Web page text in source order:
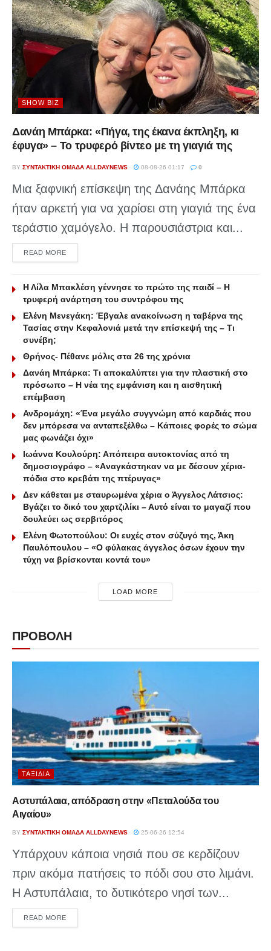
SHOW BIZ
Δανάη Μπάρκα: «Πήγα, της έκανα έκπληξη, κι
έφυγα» – Το τρυφερό βίντεο με τη γιαγιά της
BY ΣΥΝΤΑΚΤΙΚΉ ΟΜΆΔΑ ALLDAYNEWS 08-08-26 01:17 0
Μια ξαφνική επίσκεψη της Δανάης Μπάρκα
ήταν αρκετή για να χαρίσει στη γιαγιά της ένα
τεράστιο χαμόγελο. Η παρουσιάστρια και...
READ MOREDETAILS
Η Λίλα Μπακλέση γέννησε το πρώτο της παιδί – Η
τρυφερή ανάρτηση του συντρόφου της
Ελένη Μενεγάκη: Έβγαλε ανακοίνωση η ταβέρνα της
Τασίας στην Κεφαλονιά μετά την επίσκεψή της – Τι
συνέβη;
Θρήνος- Πέθανε μόλις στα 26 της χρόνια
Δανάη Μπάρκα: Τι αποκαλύπτει για την πλαστική στο
πρόσωπο – Η νέα της εμφάνιση και η αισθητική
επέμβαση
Ανδρομάχη: «Ένα μεγάλο συγγνώμη από καρδιάς που
δεν μπόρεσα να ανταπεξέλθω – Κάποιες φορές το σώμα
μας φωνάζει όχι»
Ιωάννα Κουλούρη: Απόπειρα αυτοκτονίας από τη
δημοσιογράφο – «Aναγκάστηκαν να με δέσουν χέρια-
πόδια στο κρεβάτι της πτέρυγας»
Δεν κάθεται με σταυρωμένα χέρια ο Άγγελος Λάτσιος:
Βγάζει το δικό του χαρτζιλίκι – Αυτό είναι το μαγαζί που
δουλεύει ως σερβιτόρος
Ελένη Φωτοπούλου: Οι ευχές στον σύζυγό της, Άκη
Παυλόπουλου – «Ο φύλακας άγγελος όσων έχουν την
τύχη να βρίσκονται κοντά του»
LOAD MORE
ΠΡΟΒΟΛΗ
ΤΑΞΊΔΙΑ
Αστυπάλαια, απόδραση στην «Πεταλούδα του
Αιγαίου»
BY ΣΥΝΤΑΚΤΙΚΉ ΟΜΆΔΑ ALLDAYNEWS 25-06-26 12:54
Υπάρχουν κάποια νησιά που σε κερδίζουν
πριν ακόμα πατήσεις το πόδι σου στο λιμάνι.
Η Αστυπάλαια, το δυτικότερο νησί των...
READ MOREDETAILS